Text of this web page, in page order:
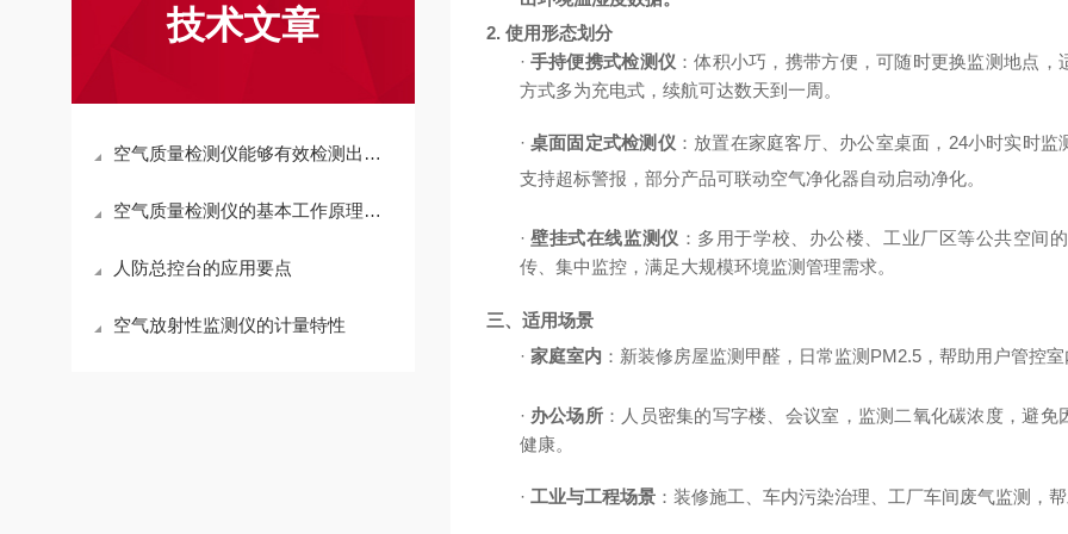
技术文章
空气质量检测仪能够有效检测出微小的空气污染物
空气质量检测仪的基本工作原理解析
人防总控台的应用要点
空气放射性监测仪的计量特性
2. 使用形态划分
· 手持便携式检测仪 ：体积小巧，携带方便，可随时更换监测地点
方式多为充电式，续航可达数天到一周。
· 桌面固定式检测仪 ：放置在家庭客厅、办公室桌面， 24小时实时监
支持超标警报，部分产品可联动空气净化器自动启动净化。
· 壁挂式在线监测仪 ：多用于学校、办公楼、工业厂区等公共空间
传、集中监控，满足大规模环境监测管理需求。
三、适用场景
· 家庭室内 ：新装修房屋监测甲醛，日常监测 PM2.5，帮助用户管控
· 办公场所 ：人员密集的写字楼、会议室，监测二氧化碳浓度，避
健康。
· 工业与工程场景：装修施工、车内污染治理、工厂车间废气监测，